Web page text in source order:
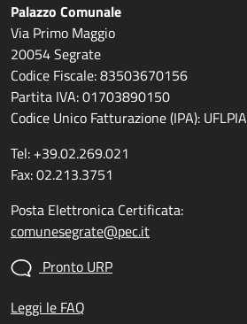
Palazzo Comunale
Via Primo Maggio
20054 Segrate
Codice Fiscale: 83503670156
Partita IVA: 01703890150
Codice Unico Fatturazione (IPA): UFLPIA
Tel: +39.02.269.021
Fax: 02.213.3751
Posta Elettronica Certificata:
comunesegrate@pec.it
Pronto URP
Leggi le FAQ